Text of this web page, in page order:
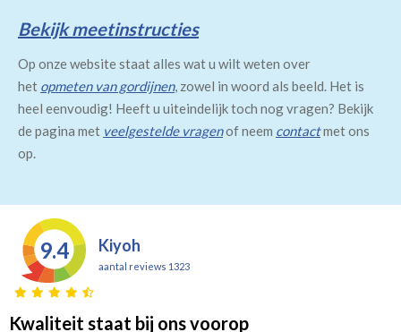
Bekijk meetinstructies
Op onze website staat alles wat u wilt weten over
het opmeten van gordijnen, zowel in woord als beeld. Het is
heel eenvoudig! Heeft u uiteindelijk toch nog vragen? Bekijk
de pagina met veelgestelde vragenof neem contactmet ons
op.
9.4 Kiyoh
aantal reviews 1323
Kwaliteit staat bij ons voorop